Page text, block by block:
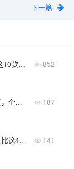
下一篇
2026年线上会议软件盘点：这10款高效工具值得企业关注 852
老板必看：除了代替微信聊天，企业采购IM软件有什么作用？ 187
纯内网聊天软件选型指南：对比这4款再做决定 141